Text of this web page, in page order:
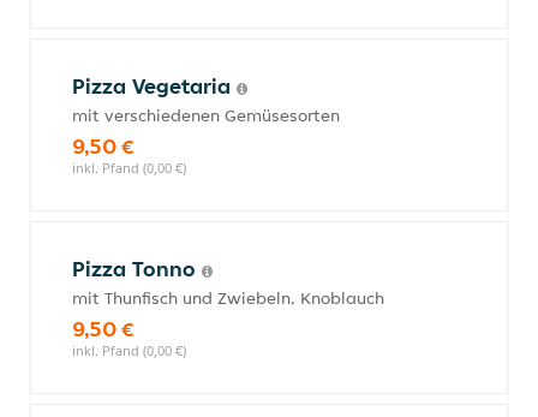
Pizza Vegetaria
mit verschiedenen Gemüsesorten
9,50 €
inkl. Pfand (0,00 €)
Pizza Tonno
mit Thunfisch und Zwiebeln, Knoblauch
9,50 €
inkl. Pfand (0,00 €)